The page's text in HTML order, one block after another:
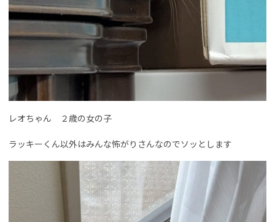
レオちゃん ２歳の女の子
ラッキーくん以外はみんな怖がりさんなのでソッとします